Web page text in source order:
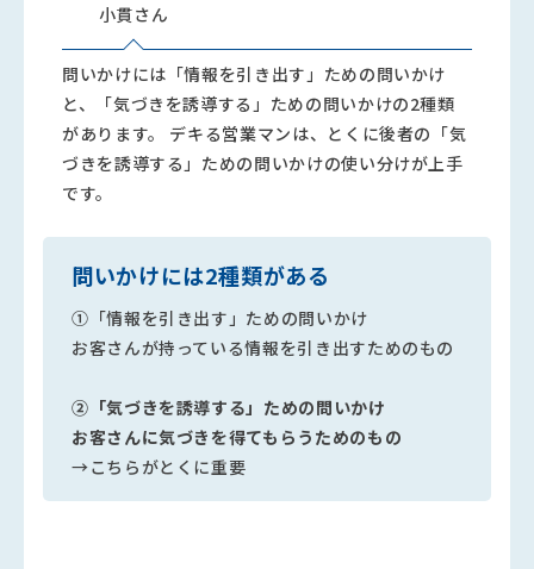
小貫さん
問いかけには「情報を引き出す」ための問いかけ
と、「気づきを誘導する」ための問いかけの2種類
があります。 デキる営業マンは、とくに後者の「気
づきを誘導する」ための問いかけの使い分けが上手
です。
問いかけには2種類がある
①「情報を引き出す」ための問いかけ
お客さんが持っている情報を引き出すためのもの
②「気づきを誘導する」ための問いかけ
お客さんに気づきを得てもらうためのもの
→こちらがとくに重要